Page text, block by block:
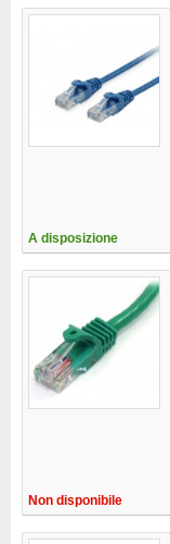
A disposizione
Non disponibile